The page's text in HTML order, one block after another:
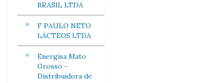
BRASIL LTDA
F PAULO NETO
LÁCTEOS LTDA
Energisa Mato
Grosso -
Distribuidora de